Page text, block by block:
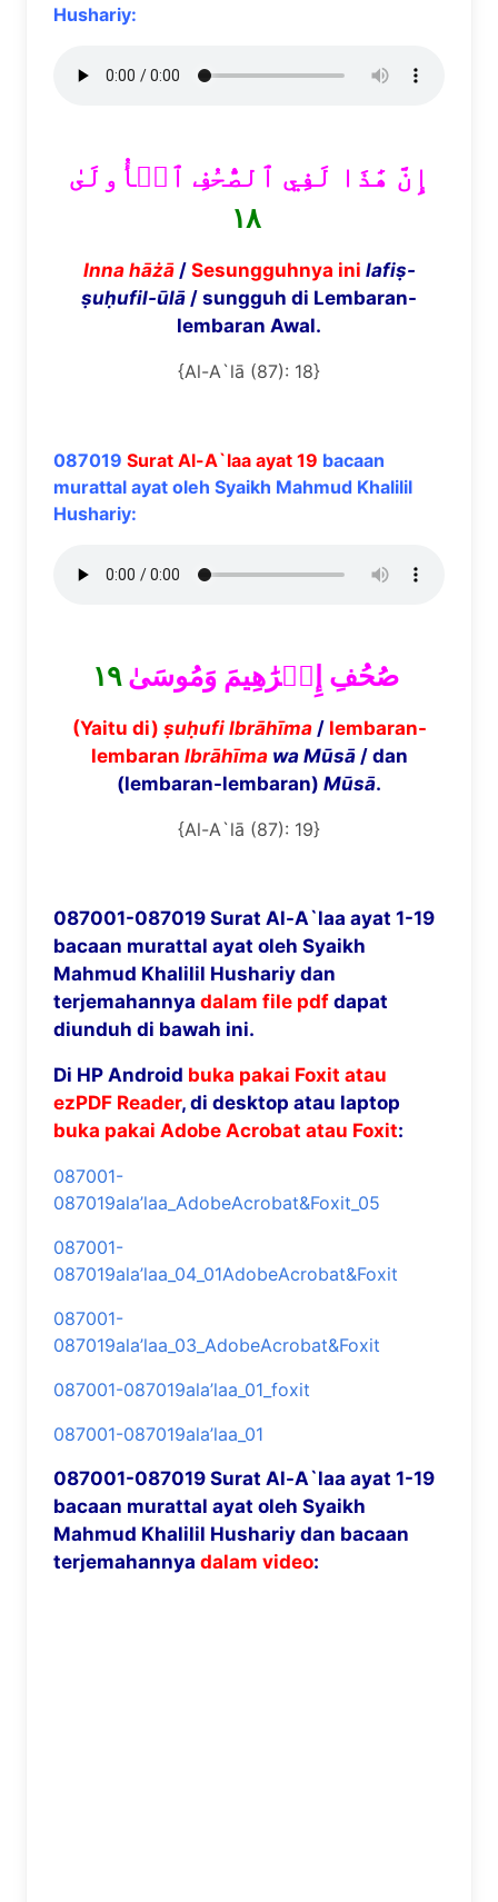
Hushariy:
إِنَّ هَٰذَا لَفِي ٱلصُّحُفِ ٱلۡأُولَىٰ
١٨
Inna hāżā / Sesungguhnya ini lafiṣ-
ṣuḥufil-ūlā / sungguh di Lembaran-
lembaran Awal.
{Al-A`lā (87): 18}
087019 Surat Al-A`laa ayat 19 bacaan
murattal ayat oleh Syaikh Mahmud Khalilil
Hushariy:
صُحُفِ إِبۡرَٰهِيمَ وَمُوسَىٰ١٩
(Yaitu di) ṣuḥufi Ibrāhīma/ lembaran-
lembaran Ibrāhīma wa Mūsā/ dan
(lembaran-lembaran) Mūsā.
{Al-A`lā (87): 19}
087001-087019 Surat Al-A`laa ayat 1-19
bacaan murattal ayat oleh Syaikh
Mahmud Khalilil Hushariy dan
terjemahannya dalam file pdf dapat
diunduh di bawah ini.
Di HP Android buka pakai Foxit atau
ezPDF Reader, di desktop atau laptop
buka pakai Adobe Acrobat atau Foxit:
087001-
087019ala’laa_AdobeAcrobat&Foxit_05
087001-
087019ala’laa_04_01AdobeAcrobat&Foxit
087001-
087019ala’laa_03_AdobeAcrobat&Foxit
087001-087019ala’laa_01_foxit
087001-087019ala’laa_01
087001-087019 Surat Al-A`laa ayat 1-19
bacaan murattal ayat oleh Syaikh
Mahmud Khalilil Hushariy dan bacaan
terjemahannya dalam video: